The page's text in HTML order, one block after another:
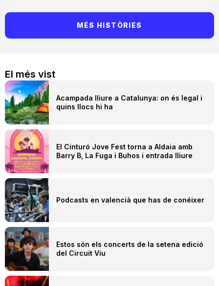
El més vist
Acampada lliure a Catalunya: on és legal i
quins llocs hi ha
El Cinturó Jove Fest torna a Aldaia amb
Barry B, La Fuga i Buhos i entrada lliure
Podcasts en valencià que has de conéixer
Estos són els concerts de la setena edició
del Circuit Viu
MÉS HISTÒRIES